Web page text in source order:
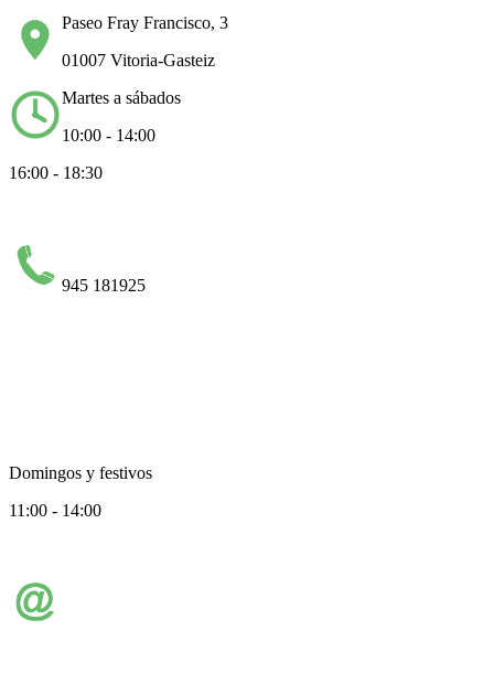
Paseo Fray Francisco, 3
01007 Vitoria-Gasteiz
Martes a sábados
10:00 - 14:00
16:00 - 18:30
945 181925
Domingos y festivos
11:00 - 14:00